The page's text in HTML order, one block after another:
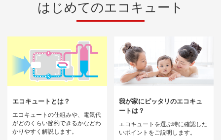
はじめてのエコキュート
エコキュートとは？
エコキュートの仕組みや、電気代
がどのくらい節約できるかなどわ
かりやすく解説します。
我が家にピッタリのエコキュ
ートは？
エコキュートを選ぶ時に確認した
いポイントをご説明します。